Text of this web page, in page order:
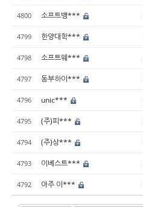
4800 소프트뱅***
4799 한양대학***
4798 소프트웨***
4797 동부하이***
4796 unic***
4795 (주)피***
4794 (주)상***
4793 이베스트***
4792 아주 이***